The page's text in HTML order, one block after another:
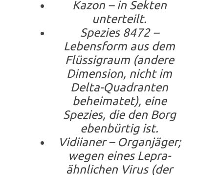
Kazon – in Sekten
unterteilt.
Spezies 8472 –
Lebensform aus dem
Flüssigraum (andere
Dimension, nicht im
Delta-Quadranten
beheimatet), eine
Spezies, die den Borg
ebenbürtig ist.
Vidiianer – Organjäger;
wegen eines Lepra-
ähnlichen Virus (der